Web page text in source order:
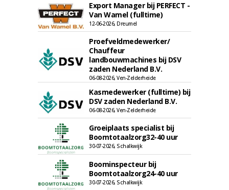
Export Manager bij PERFECT -
Van Wamel (fulltime)
12-06-2026, Dreumel
Proefveldmedewerker/
Chauffeur
landbouwmachines bij DSV
zaden Nederland B.V.
06-08-2026, Ven-Zelderheide
Kasmedewerker (fulltime) bij
DSV zaden Nederland B.V.
06-08-2026, Ven-Zelderheide
Groeiplaats specialist bij
Boomtotaalzorg32-40 uur
30-07-2026, Schalkwijk
Boominspecteur bij
Boomtotaalzorg24-40 uur
30-07-2026, Schalkwijk